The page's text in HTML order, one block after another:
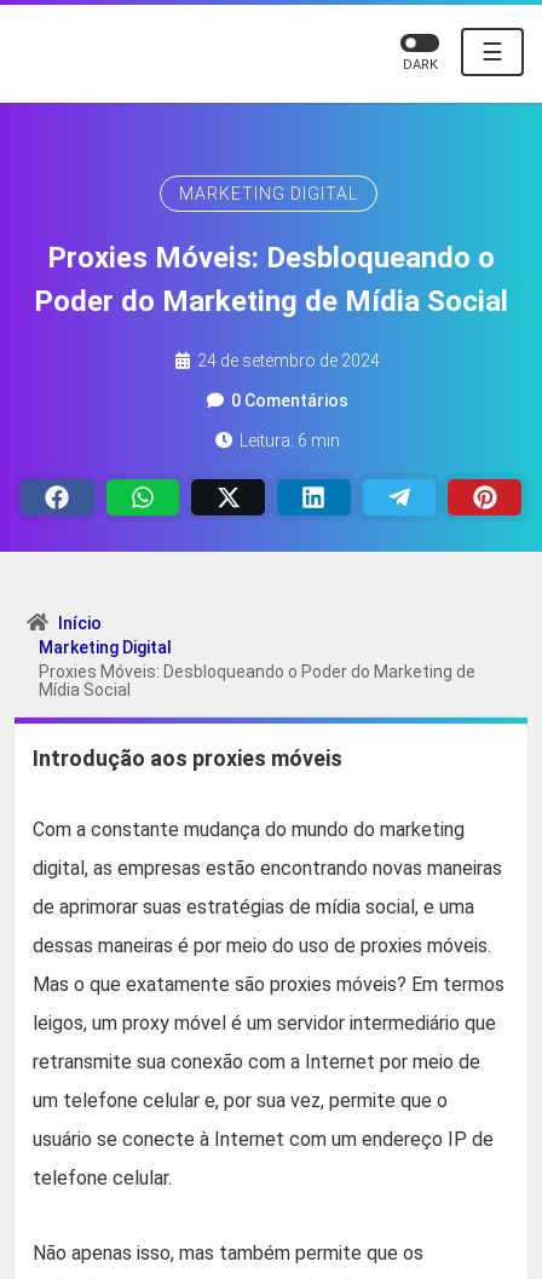
☰
DARK
MARKETING DIGITAL
Proxies Móveis: Desbloqueando o
Poder do Marketing de Mídia Social
24 de setembro de 2024
0 Comentários
Leitura: 6 min
Início
Marketing Digital
Proxies Móveis: Desbloqueando o Poder do Marketing de
Mídia Social
Introdução aos proxies móveis
Com a constante mudança do mundo do marketing
digital, as empresas estão encontrando novas maneiras
de aprimorar suas estratégias de mídia social, e uma
dessas maneiras é por meio do uso de proxies móveis.
Mas o que exatamente são proxies móveis? Em termos
leigos, um proxy móvel é um servidor intermediário que
retransmite sua conexão com a Internet por meio de
um telefone celular e, por sua vez, permite que o
usuário se conecte à Internet com um endereço IP de
telefone celular.
Não apenas isso, mas também permite que os